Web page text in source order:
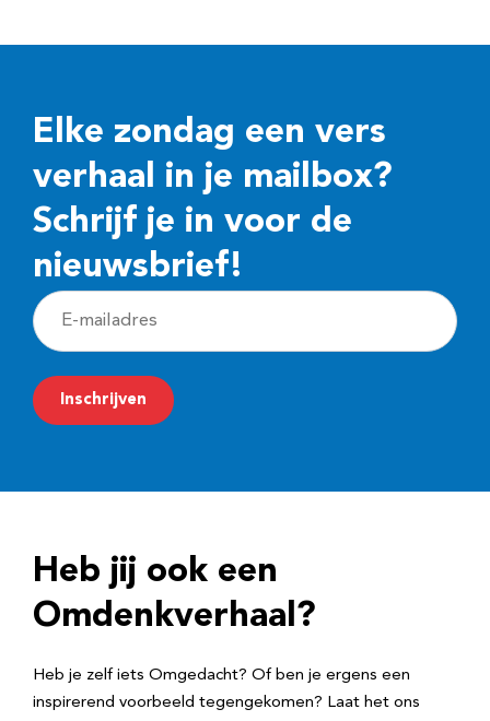
Elke zondag een vers
verhaal in je mailbox?
Schrijf je in voor de
nieuwsbrief!
E
-
m
a
r
e
Inschrijven
Heb jij ook een
Omdenkverhaal?
Heb je zelf iets Omgedacht? Of ben je ergens een
inspirerend voorbeeld tegengekomen? Laat het ons